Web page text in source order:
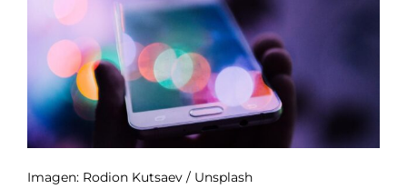
Imagen: Rodion Kutsaev / Unsplash